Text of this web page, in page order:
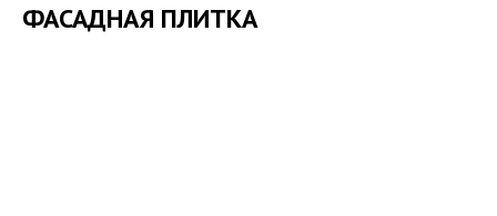
ФАСАДНАЯ ПЛИТКА